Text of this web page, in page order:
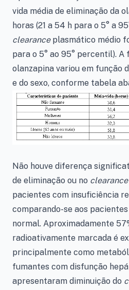
vida média de eliminação da
horas (21 a 54 h para o 5° a
clearance plasmático médio
para o 5° ao 95° percentil).
olanzapina variou em função
e do sexo, conforme tabela
Não houve diferença
de eliminação ou no clearance
pacientes com insuficiência
comparando-se aos
normal. Aproximadamente
radioativamente marcada é
principalmente como
fumantes com disfunção
apresentaram diminuição do